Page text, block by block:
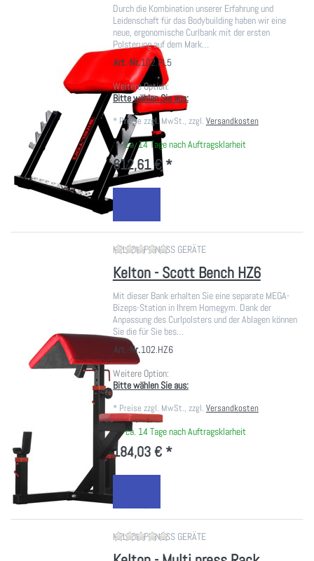
Durch die Kombination unserer Erfahrung und
Leidenschaft für das Bodybuilding haben wir eine
neue, ergonomische Curlbank mit der ersten
Polsterung auf dem Mark…
Art.-Nr.102.PL5
Weitere Option:
Bitte wählen Sie aus:
* Preise zzgl. MwSt., zzgl. Versandkosten
ca. 14 Tage nach Auftragsklarheit
612,61 € *
KELTON FITNESS GERÄTEZu diesem Produkt liegen noch
Kelton - Scott Bench HZ6
Mit dieser Bank erhalten Sie eine separate MEGA-
Bizeps-Station in Ihrem Homegym. Dank der
Anpassung des Curlpolsters und der Ablagen können
Sie die für Sie bes…
Art.-Nr.102.HZ6
Weitere Option:
Bitte wählen Sie aus:
* Preise zzgl. MwSt., zzgl. Versandkosten
ca. 14 Tage nach Auftragsklarheit
184,03 € *
KELTON FITNESS GERÄTEZu diesem Produkt liegen noch